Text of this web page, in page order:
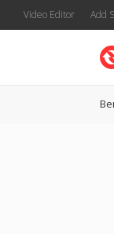
Video Editor Add